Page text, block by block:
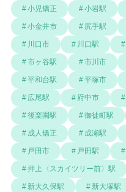
小児矯正 小岩駅
小金井市 尻手駅
川口市 川口駅
市ヶ谷駅 市川市
平和台駅 平塚市
広尾駅 府中市
後楽園駅 御徒町駅
成人矯正 成瀬駅
戸田市 戸田駅
押上〈スカイツリー前〉駅
新大久保駅 新大塚駅